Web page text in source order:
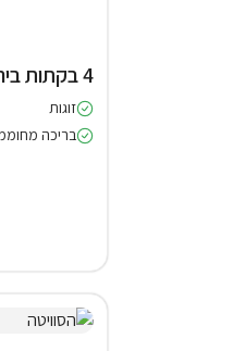
4 בקתות בירכא
זוגות
בריכה